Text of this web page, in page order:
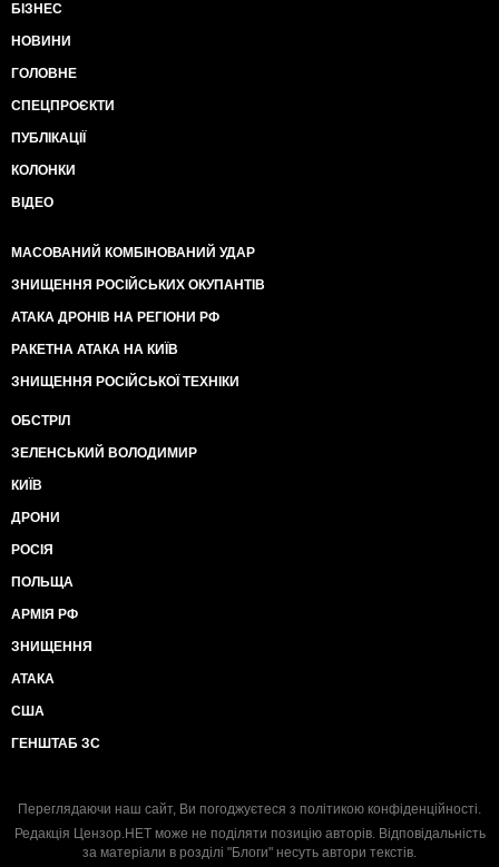
БІЗНЕС
НОВИНИ
ГОЛОВНЕ
СПЕЦПРОЄКТИ
ПУБЛІКАЦІЇ
КОЛОНКИ
ВІДЕО
МАСОВАНИЙ КОМБІНОВАНИЙ УДАР
ЗНИЩЕННЯ РОСІЙСЬКИХ ОКУПАНТІВ
АТАКА ДРОНІВ НА РЕГІОНИ РФ
РАКЕТНА АТАКА НА КИЇВ
ЗНИЩЕННЯ РОСІЙСЬКОЇ ТЕХНІКИ
ОБСТРІЛ
ЗЕЛЕНСЬКИЙ ВОЛОДИМИР
КИЇВ
ДРОНИ
РОСІЯ
ПОЛЬЩА
АРМІЯ РФ
ЗНИЩЕННЯ
АТАКА
США
ГЕНШТАБ ЗС
Переглядаючи наш сайт, Ви погоджуєтеся з політикою конфіденційності.
Редакція Цензор.НЕТ може не поділяти позицію авторів. Відповідальність
за матеріали в розділі "Блоги" несуть автори текстів.